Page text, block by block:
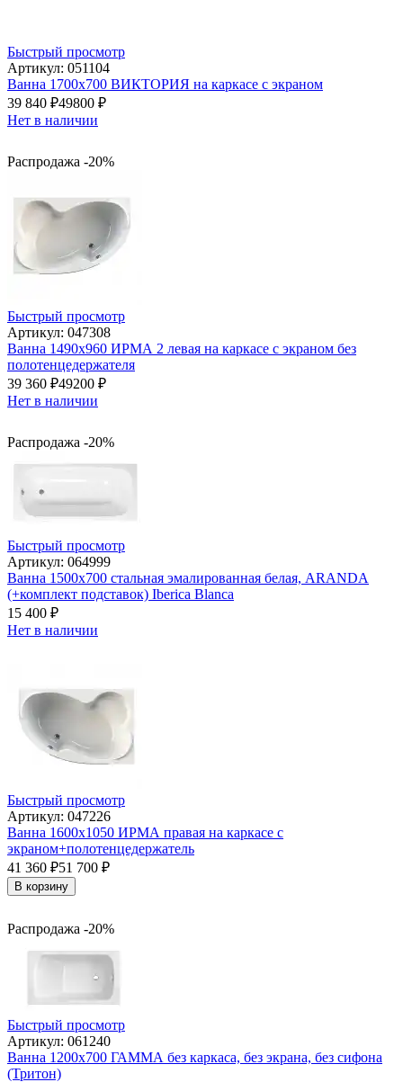
Быстрый просмотр
Артикул: 051104
Ванна 1700x700 ВИКТОРИЯ на каркасе с экраном
39 840 ₽49800 ₽
Нет в наличии
Распродажа -20%
Быстрый просмотр
Артикул: 047308
Ванна 1490x960 ИРМА 2 левая на каркасе с экраном без
полотенцедержателя
39 360 ₽49200 ₽
Нет в наличии
Распродажа -20%
Быстрый просмотр
Артикул: 064999
Ванна 1500х700 стальная эмалированная белая, ARANDA
(+комплект подставок) Iberica Blanca
15 400 ₽
Нет в наличии
Быстрый просмотр
Артикул: 047226
Ванна 1600x1050 ИРМА правая на каркасе с
экраном+полотенцедержатель
41 360 ₽51 700 ₽
В корзину
Распродажа -20%
Быстрый просмотр
Артикул: 061240
Ванна 1200х700 ГАММА без каркаса, без экрана, без сифона
(Тритон)